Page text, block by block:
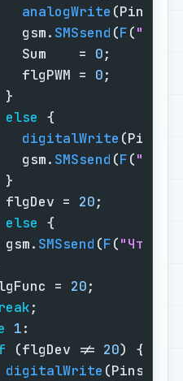
analogWrite
gsm.
SMSsend (F(
Sum    =
0
flgPWM =
0
else
digitalWrite
gsm.
SMSsend (F(
flgDev =
20
else
SMSsend (F("Что
=
20
1
(flgDev != 20
digitalWrite